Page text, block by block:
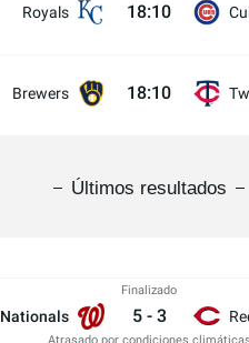
Royals 18:10
Brewers 18:10
Últimos resultados
Nationals
Finalizado
5 - 3